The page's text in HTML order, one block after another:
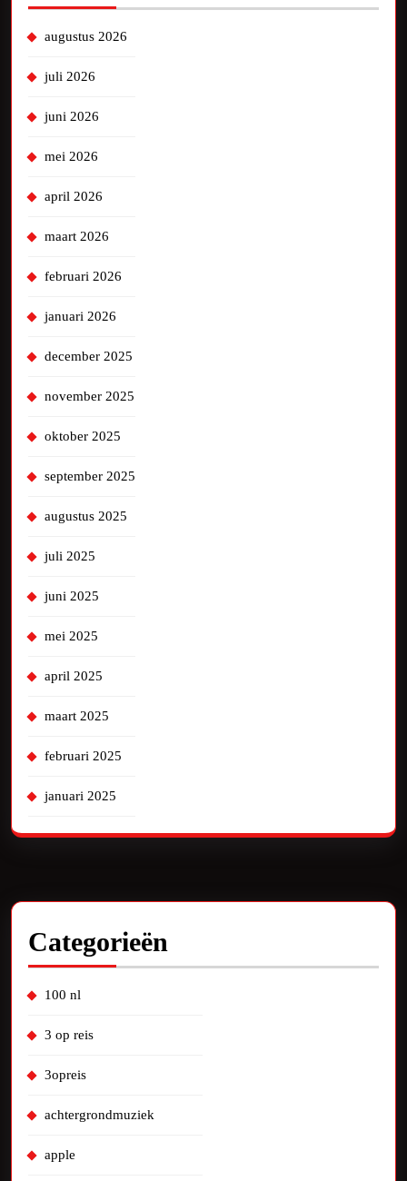
augustus 2026
juli 2026
juni 2026
mei 2026
april 2026
maart 2026
februari 2026
januari 2026
december 2025
november 2025
oktober 2025
september 2025
augustus 2025
juli 2025
juni 2025
mei 2025
april 2025
maart 2025
februari 2025
januari 2025
Categorieën
100 nl
3 op reis
3opreis
achtergrondmuziek
apple